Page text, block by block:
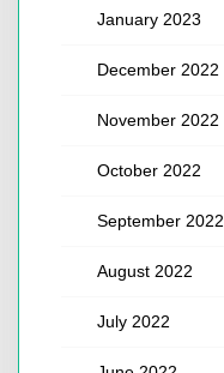
January 2023
December 2022
November 2022
October 2022
September 2022
August 2022
July 2022